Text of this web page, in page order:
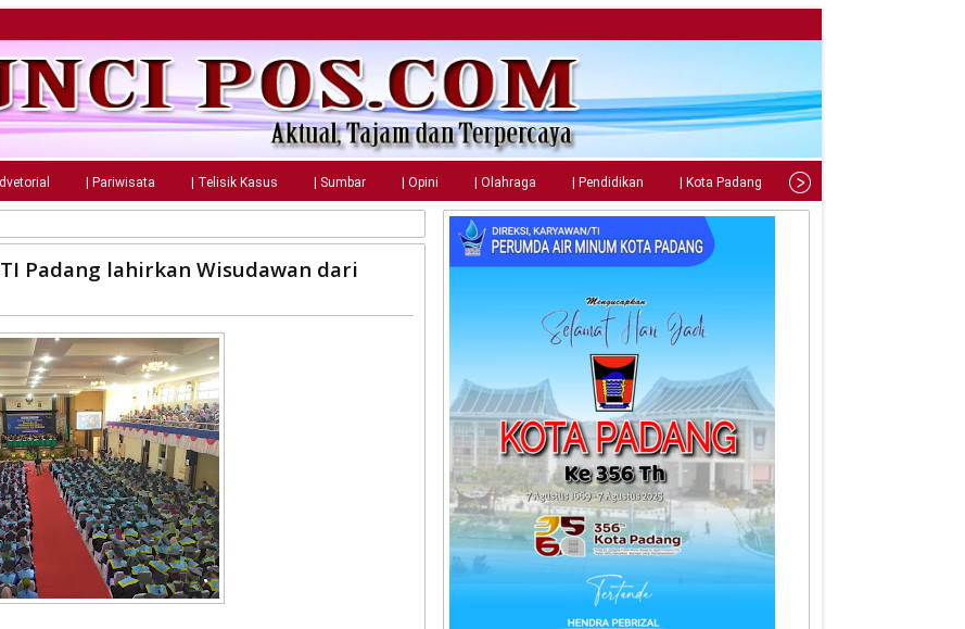
| Pariwisata | Telisik Kasus | Sumbar | Opini | Olahraga | Pendidikan | Kota Padang | Tips
Padang lahirkan Wisudawan dari